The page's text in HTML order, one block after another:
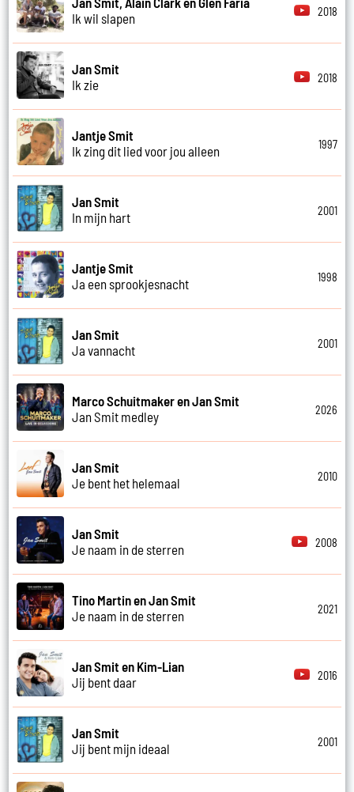
Ik wil slapen
2018
Jan Smit
Ik zie
2018
Jantje Smit
Ik zing dit lied voor jou alleen
1997
Jan Smit
In mijn hart
2001
Jantje Smit
Ja een sprookjesnacht
1998
Jan Smit
Ja vannacht
2001
Marco Schuitmaker en Jan Smit
Jan Smit medley
2026
Jan Smit
Je bent het helemaal
2010
Jan Smit
Je naam in de sterren
2008
Tino Martin en Jan Smit
Je naam in de sterren
2021
Jan Smit en Kim-Lian
Jij bent daar
2016
Jan Smit
Jij bent mijn ideaal
2001